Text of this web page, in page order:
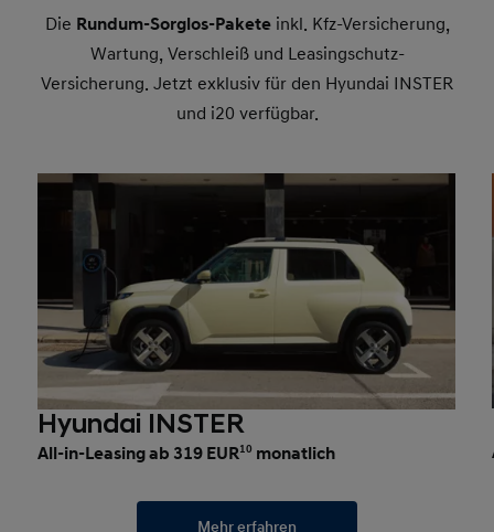
Die Rundum-Sorglos-Paketeinkl. Kfz-Versicherung,
Wartung, Verschleiß und Leasingschutz-
Versicherung. Jetzt exklusiv für den Hyundai INSTER
und i20 verfügbar.
Hyundai INSTER
All-in-Leasing ab 319 EUR10 monatlich
Mehr erfahren